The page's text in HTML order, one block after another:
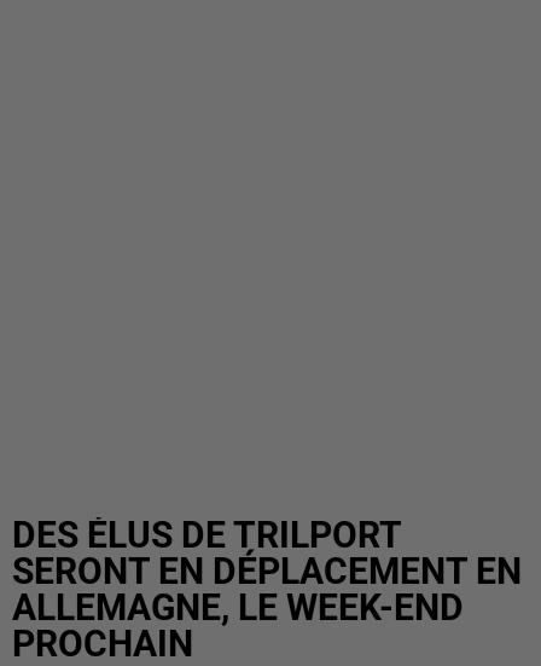
DES ÉLUS DE TRILPORT
SERONT EN DÉPLACEMENT EN
ALLEMAGNE, LE WEEK-END
PROCHAIN